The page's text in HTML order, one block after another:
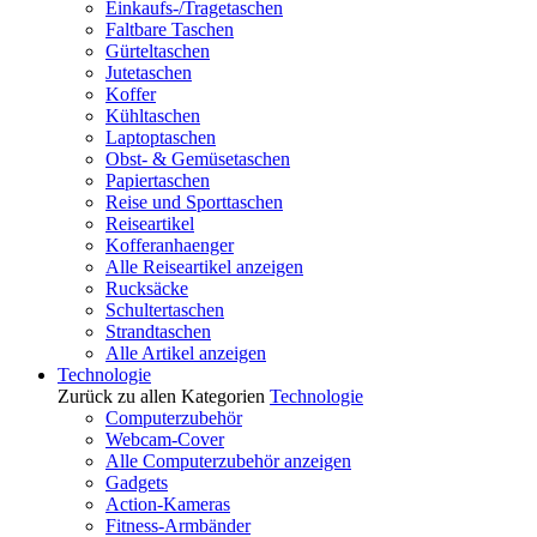
Einkaufs-/Tragetaschen
Faltbare Taschen
Gürteltaschen
Jutetaschen
Koffer
Kühltaschen
Laptoptaschen
Obst- & Gemüsetaschen
Papiertaschen
Reise und Sporttaschen
Reiseartikel
Kofferanhaenger
Alle Reiseartikel anzeigen
Rucksäcke
Schultertaschen
Strandtaschen
Alle Artikel anzeigen
Technologie
Zurück zu allen Kategorien Technologie
Computerzubehör
Webcam-Cover
Alle Computerzubehör anzeigen
Gadgets
Action-Kameras
Fitness-Armbänder